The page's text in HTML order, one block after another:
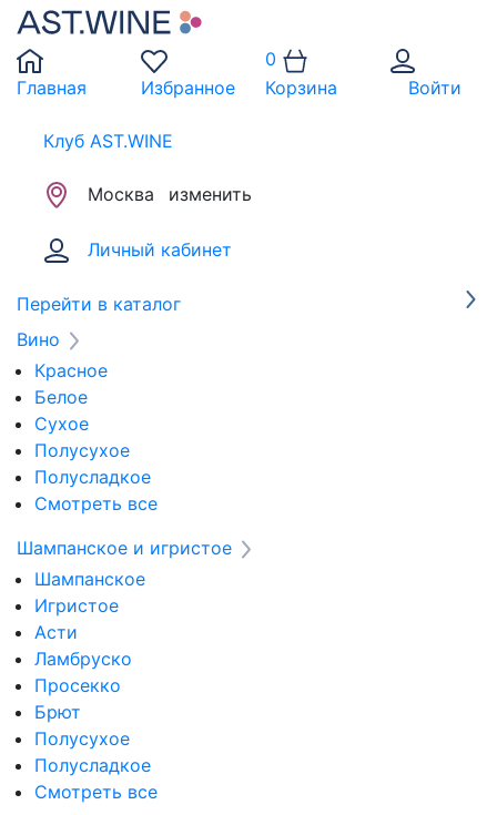
Главная Избранное
0
Корзина
Войти
Клуб AST.WINE
Москва изменить
Личный кабинет
Перейти в каталог
Вино
Красное
Белое
Сухое
Полусухое
Полусладкое
Смотреть все
Шампанское и игристое
Шампанское
Игристое
Асти
Ламбруско
Просекко
Брют
Полусухое
Полусладкое
Смотреть все